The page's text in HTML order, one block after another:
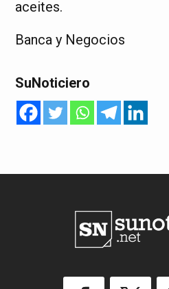
aceites.
Banca y Negocios
SuNoticiero